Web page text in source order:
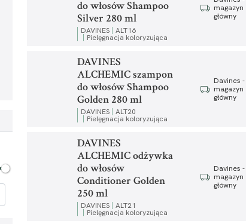
do włosów Shampoo
Silver 280 ml
DAVINES ALT16
Pielęgnacja koloryzująca
magazyn
główny
DAVINES
ALCHEMIC szampon
do włosów Shampoo
Golden 280 ml
DAVINES ALT20
Pielęgnacja koloryzująca
Davines -
magazyn
główny
DAVINES
ALCHEMIC odżywka
do włosów
Conditioner Golden
250 ml
DAVINES ALT21
Pielęgnacja koloryzująca
Davines -
magazyn
główny